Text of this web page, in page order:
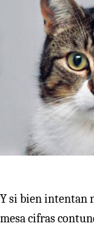
Y si bien intentan
mesa cifras